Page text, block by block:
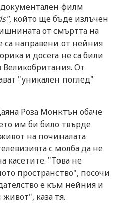
филм
, който ще бъде излъчен
от смъртта на
направени от нейния
и досега не са били
От
"уникален поглед"
Роза Монктън обаче
им би било твърде
на починалата
с молба да не
касетите. "Това не
пространство", посочи
е към нейния и
каза тя.